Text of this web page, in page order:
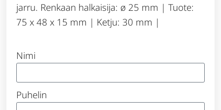
jarru. Renkaan halkaisija: ø 25 mm | Tuote:
75 x 48 x 15 mm | Ketju: 30 mm |
Nimi
Puhelin